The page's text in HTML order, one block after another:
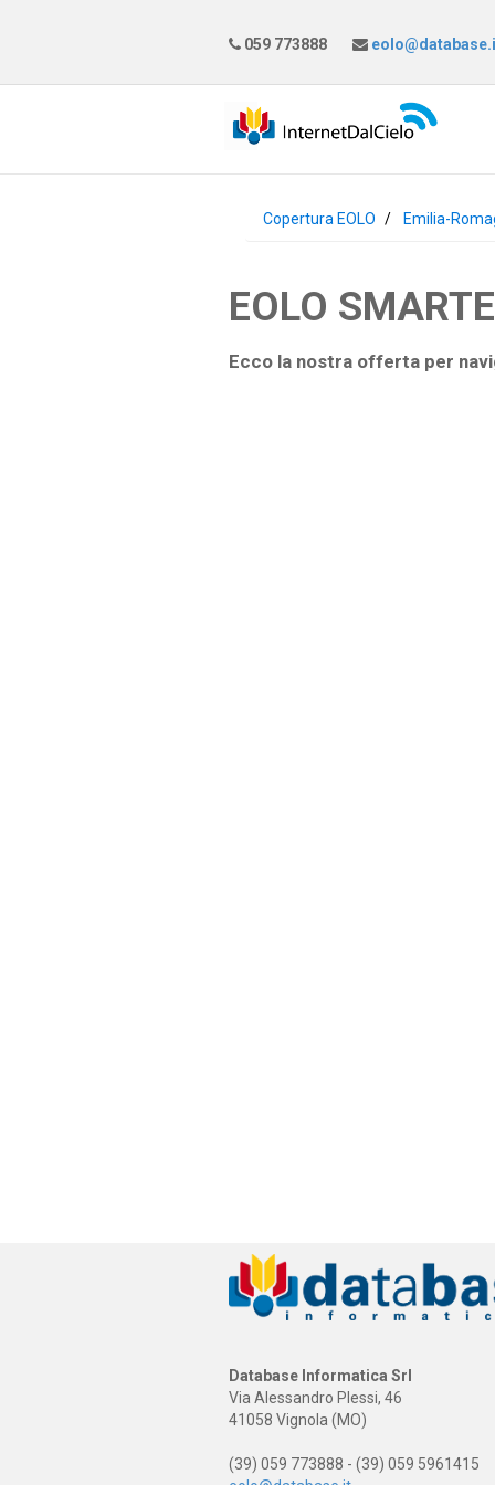
059 773888
Copertura EOLO Emilia-
EOLO
Ecco la nostra offerta per
Database Informatica Srl
Via Alessandro Plessi, 46
41058 Vignola (MO)
(39) 059 773888 - (39) 059 5961415